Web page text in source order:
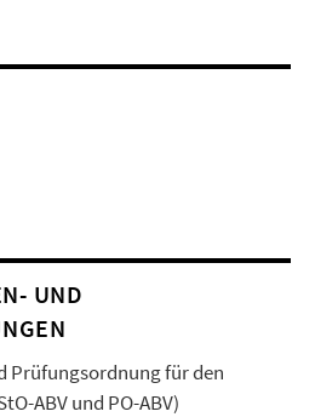
UND
Prüfungsordnung für den
ABV und PO-ABV)